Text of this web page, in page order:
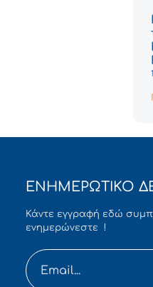
ΕΝΗΜΕΡΩΤΙΚΟ
Κάντε εγγραφή εδώ
ενημερώνεστε !